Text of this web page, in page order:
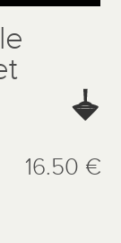
16.50 €